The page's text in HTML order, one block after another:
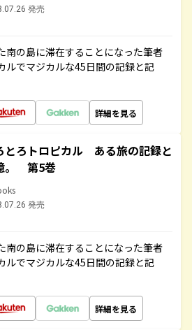
発売
南の島に滞在することになった筆者
ルでマジカルな45日間の記録と記
詳細を見る
とろトロピカル ある旅の記録と
。 第5巻
発売
南の島に滞在することになった筆者
ルでマジカルな45日間の記録と記
詳細を見る